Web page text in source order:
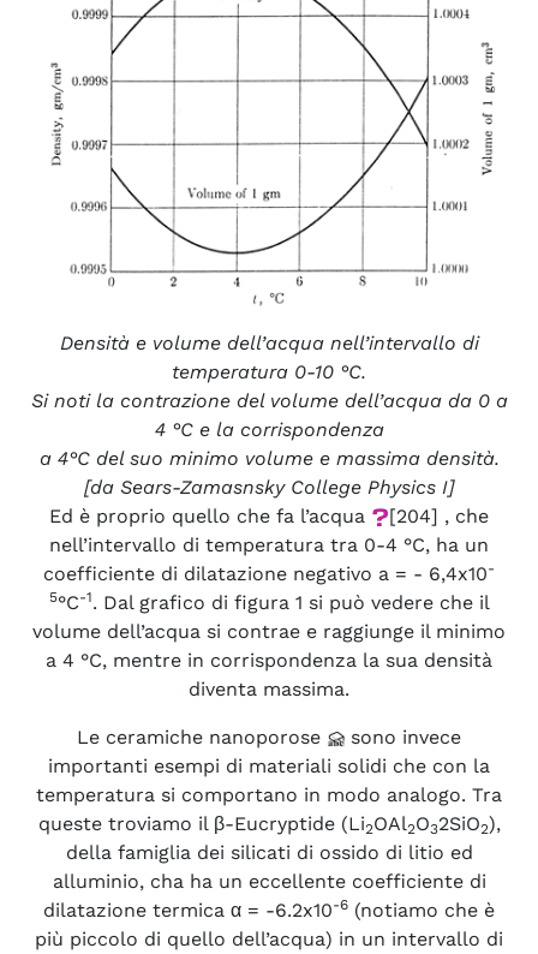
Densità e volume dell’acqua nell’intervallo di
temperatura 0-10 °C.
Si noti la contrazione del volume dell’acqua da 0 a
4 °C e la corrispondenza
a 4°C del suo minimo volume e massima densità.
[da Sears-Zamasnsky College Physics I]
Ed è proprio quello che fa l’acqua
[204] , che
nell’intervallo di temperatura tra 0-4 °C, ha un
coefficiente di dilatazione negativo a = - 6,4x10-
5°C-1. Dal grafico di figura 1 si può vedere che il
volume dell’acqua si contrae e raggiunge il minimo
a 4 °C, mentre in corrispondenza la sua densità
diventa massima.
Le ceramiche nanoporose
sono invece
importanti esempi di materiali solidi che con la
temperatura si comportano in modo analogo. Tra
queste troviamo il β-Eucryptide (Li2OAl2O32SiO2),
della famiglia dei silicati di ossido di litio ed
alluminio, cha ha un eccellente coefficiente di
dilatazione termica α = -6.2x10-6 (notiamo che è
più piccolo di quello dell’acqua) in un intervallo di